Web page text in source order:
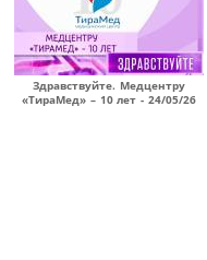
Здравствуйте. Медцентру
«ТираМед» – 10 лет - 24/05/26